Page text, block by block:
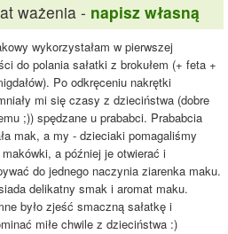
ważenia - napisz własną
wykorzystałam w pierwszej
do polania sałatki z brokułem (+ feta +
Po odkręceniu nakrętki
mi się czasy z dzieciństwa (dobre
;)) spędzane u prababci. Prababcia
mak, a my - dzieciaki pomagaliśmy
a później je otwierać i
do jednego naczynia ziarenka maku.
delikatny smak i aromat maku.
było zjeść smaczną sałatkę i
miłe chwile z dzieciństwa :)